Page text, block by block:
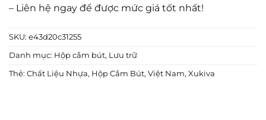
– Liên hệ ngay để được mức giá tốt nhất!
SKU: e43d20c31255
Danh mục: Hộp cắm bút, Lưu trữ
Thẻ: Chất Liệu Nhựa, Hộp Cắm Bút, Việt Nam, Xukiva